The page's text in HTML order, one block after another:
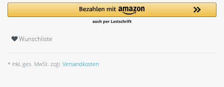
Wunschliste
* inkl. ges. MwSt. zzgl. Versandkosten